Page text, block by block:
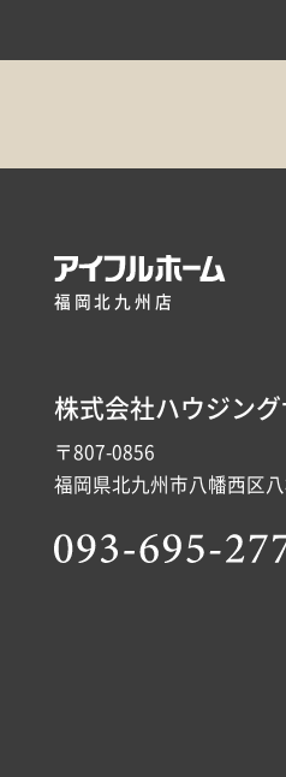
福岡北九州店
株式会社ハウジング
〒807-0856
福岡県北九州市八幡西区